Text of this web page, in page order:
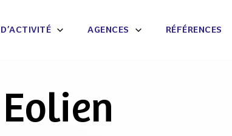
AGENCES RÉFÉRENCES
Eolien